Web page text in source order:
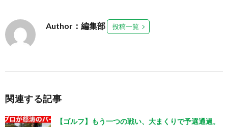
Author：編集部 投稿一覧
関連する記事
【ゴルフ】もう一つの戦い、大まくりで予選通過。